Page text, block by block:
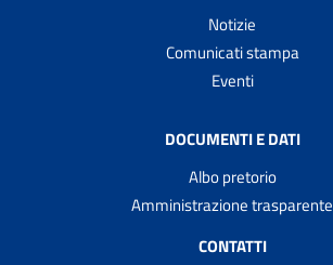
Notizie
Comunicati stampa
Eventi
DOCUMENTI E DATI
Albo pretorio
Amministrazione trasparente
CONTATTI